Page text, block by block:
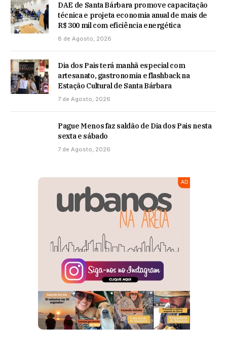
DAE de Santa Bárbara promove capacitação
técnica e projeta economia anual de mais de
R$ 300 mil com eficiência energética
8 de Agosto, 2026
Dia dos Pais terá manhã especial com
artesanato, gastronomia e flashback na
Estação Cultural de Santa Bárbara
7 de Agosto, 2026
Pague Menos faz saldão de Dia dos Pais nesta
sexta e sábado
7 de Agosto, 2026